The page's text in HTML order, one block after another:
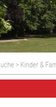
> Kinder &